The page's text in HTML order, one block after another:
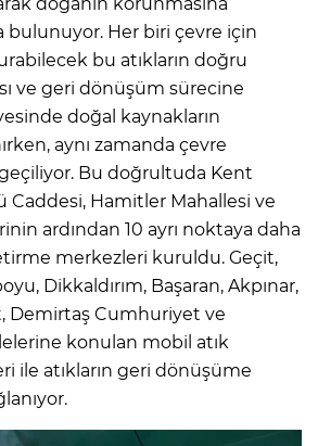
bulunuyor. Her biri çevre için
bu atıkların doğru
ve geri dönüşüm sürecine
doğal kaynakların
aynı zamanda çevre
Bu doğrultuda Kent
Caddesi, Hamitler Mahallesi ve
ardından 10 ayrı noktaya daha
merkezleri kuruldu. Geçit,
Dikkaldırım, Başaran, Akpınar,
Demirtaş Cumhuriyet ve
konulan mobil atık
ile atıkların geri dönüşüme